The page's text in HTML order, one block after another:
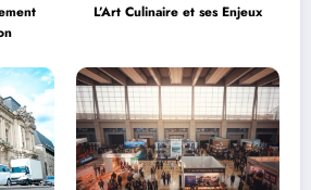
L’Art Culinaire et ses Enjeux